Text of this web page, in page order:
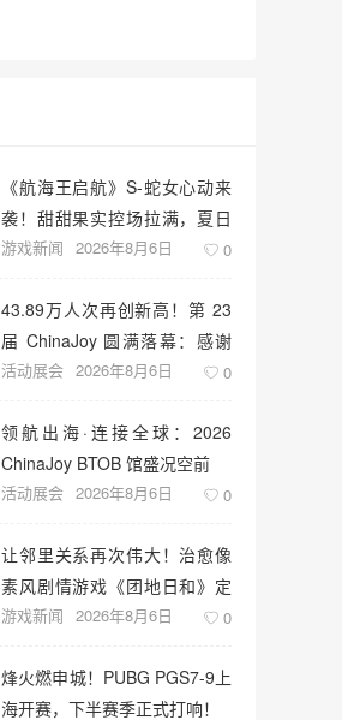
《航海王启航》S-蛇女心动来
袭！甜甜果实控场拉满，夏日
盛宴开启
游戏新闻 2026年8月6日 0
43.89万人次再创新高！第 23
届 ChinaJoy 圆满落幕：感谢
有你，共赴这场“与 AI 同游”的
活动展会 2026年8月6日 0
领航出海·连接全球：2026
ChinaJoy BTOB 馆盛况空前
活动展会 2026年8月6日 0
让邻里关系再次伟大！治愈像
素风剧情游戏《团地日和》定
档10月30日发售
游戏新闻 2026年8月6日 0
烽火燃申城！PUBG PGS7-9上
海开赛，下半赛季正式打响！